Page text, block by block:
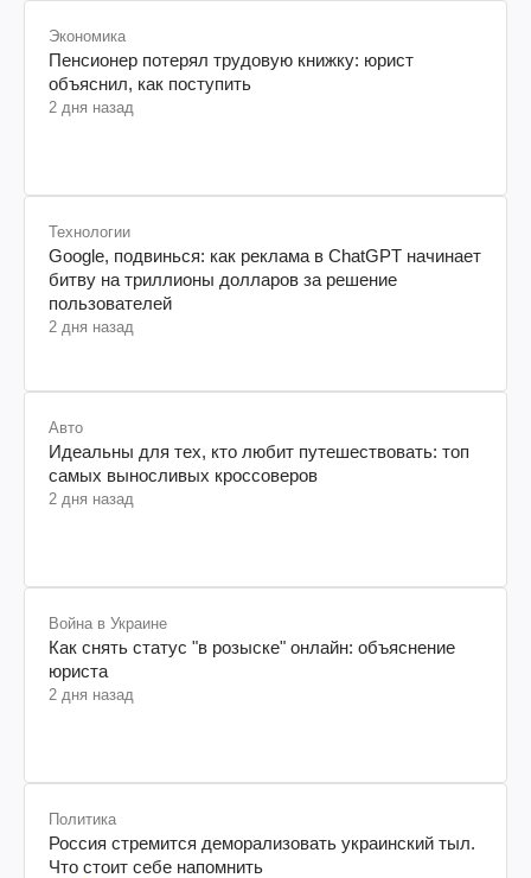
Экономика
Пенсионер потерял трудовую книжку: юрист
объяснил, как поступить
2 дня назад
Технологии
Google, подвинься: как реклама в ChatGPT начинает
битву на триллионы долларов за решение
пользователей
2 дня назад
Авто
Идеальны для тех, кто любит путешествовать: топ
самых выносливых кроссоверов
2 дня назад
Война в Украине
Как снять статус "в розыске" онлайн: объяснение
юриста
2 дня назад
Политика
Россия стремится деморализовать украинский тыл.
Что стоит себе напомнить